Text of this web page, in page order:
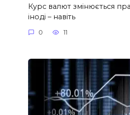
Курс валют змінюється
іноді – навіть
0 11